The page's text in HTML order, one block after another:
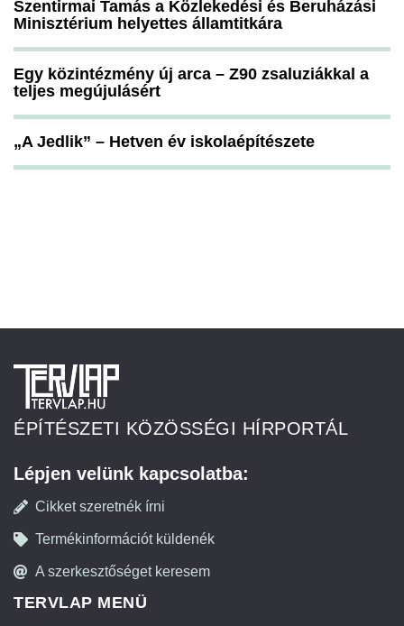
Szentirmai Tamás a Közlekedési és Beruházási
Minisztérium helyettes államtitkára
Egy közintézmény új arca – Z90 zsaluziákkal a
teljes megújulásért
„A Jedlik” – Hetven év iskolaépítészete
ÉPÍTÉSZETI KÖZÖSSÉGI HÍRPORTÁL
Lépjen velünk kapcsolatba:
Cikket szeretnék írni
Termékinformációt küldenék
A szerkesztőséget keresem
TERVLAP MENÜ